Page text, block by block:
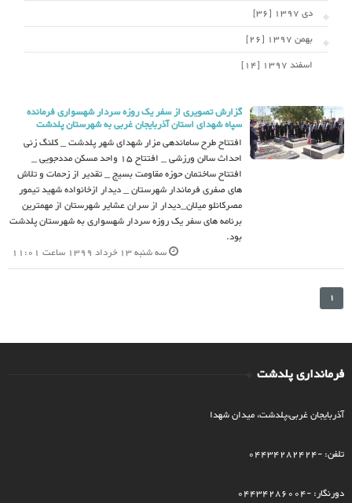
دی 1397 [36]
بهمن 1397 [26]
اسفند 1397 [14]
گزارش تصویری از سفر یک روزه سردار شهسواری فرمانده
سپاه شهدای استان آذربایجان غربی به شهرستان پلدشت
افتتاح طرح ساماندهی مزار شهدای شهر پلدشت _ کلنگ زنی
احداث سالن ورزشی _ افتتاح 15 واحد مسکن مددجویی _
افتتاح ساختمان حوزه مقاومت بسیج _ تقدیر از زحمات و تلاش
های صفری فرماندار شهرستان _ دیدار ازخانواده شهید تیمور
مصرکانلو میلان_دیدار از سران عشایر شهرستان از مهمترین
برنامه های سفر یک روزه سردار شهسواری به شهرستان پلدشت
بود.
سه شنبه 13 خرداد 1399 ساعت 11:01
1
فرمانداری پلدشت
آذربایجان غربی،پلدشت، میدان شهدا
تلفن: -04434282424
دورنگار: -04434286004